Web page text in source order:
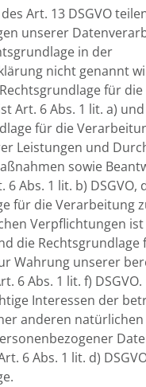
Art. 13 DSGVO
unserer
in der
nicht genannt
für
Art. 6 Abs. 1 lit. a) und
für die
Leistungen und
sowie
Abs. 1 lit. b) DSGVO,
für die Verarbeitung
Verpflichtungen ist
die Rechtsgrundlage
Wahrung unserer
6 Abs. 1 lit. f) DSGVO.
Interessen der
anderen
6 Abs. 1 lit. d)